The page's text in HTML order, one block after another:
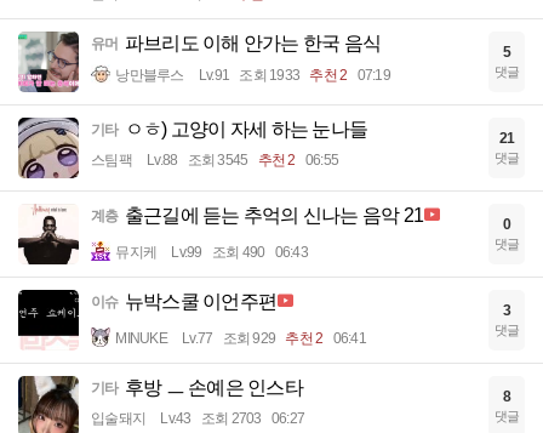
유머 파브리도 이해 안가는 한국 음식
낭만블루스 Lv.91 조회 1933 추천 2 07:19
5
댓글
기타 ㅇㅎ) 고양이 자세 하는 눈나들
스팀팩 Lv.88 조회 3545 추천 2 06:55
21
댓글
계층 출근길에 듣는 추억의 신나는 음악 21
뮤지케 Lv.99 조회 490 06:43
0
댓글
이슈 뉴박스쿨 이언주편
MINUKE Lv.77 조회 929 추천 2 06:41
3
댓글
기타 후방 ㅡ 손예은 인스타
입술돼지 Lv.43 조회 2703 06:27
8
댓글